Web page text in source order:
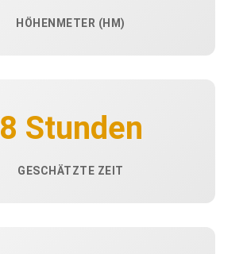
HÖHENMETER (HM)
8 Stunden
GESCHÄTZTE ZEIT